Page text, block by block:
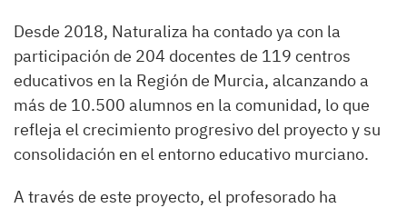
Desde 2018, Naturaliza ha contado ya con la
participación de 204 docentes de 119 centros
educativos en la Región de Murcia, alcanzando a
más de 10.500 alumnos en la comunidad, lo que
refleja el crecimiento progresivo del proyecto y su
consolidación en el entorno educativo murciano.
A través de este proyecto, el profesorado ha